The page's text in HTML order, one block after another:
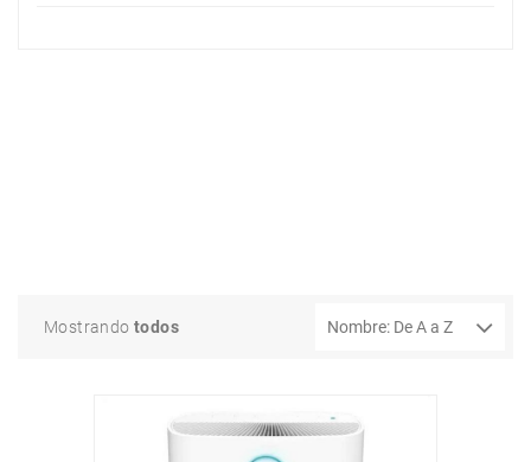
Mostrando todos